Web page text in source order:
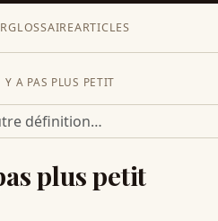
GLOSSAIREARTICLES
Y A PAS PLUS PETIT
plus petit